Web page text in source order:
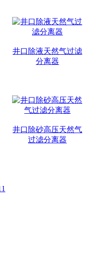
井口除液天然气过滤
分离器
井口除砂高压天然气
过滤分离器